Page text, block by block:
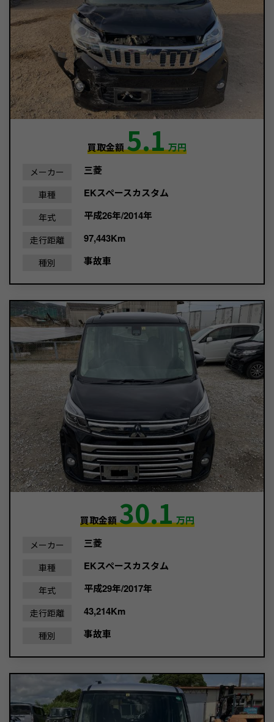
買取金額5.1万円
メーカー 三菱
車種 EKスペースカスタム
年式 平成26年/2014年
走行距離 97,443Km
種別 事故車
買取金額30.1万円
メーカー 三菱
車種 EKスペースカスタム
年式 平成29年/2017年
走行距離 43,214Km
種別 事故車